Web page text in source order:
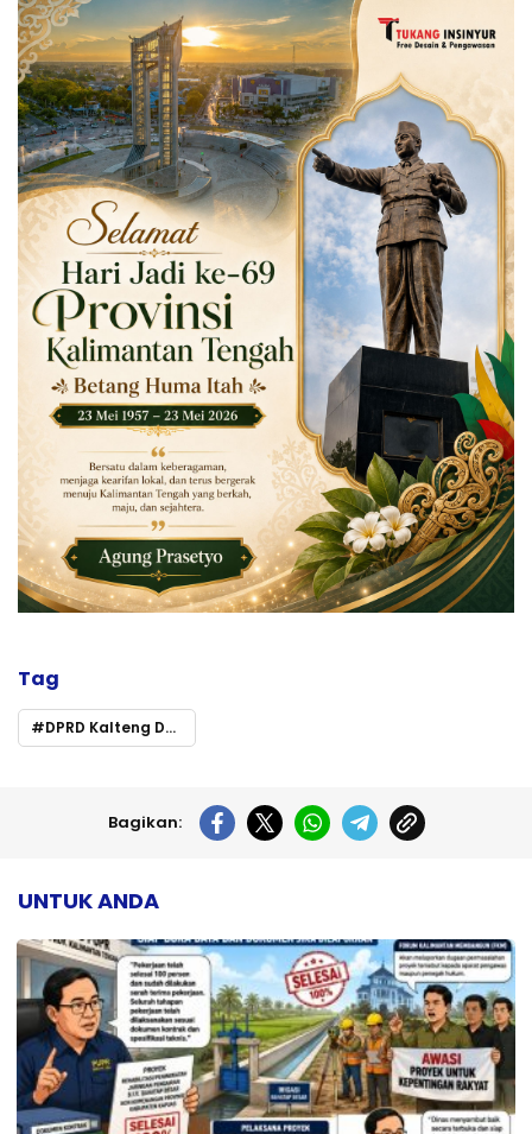
Tag
DPRD Kalteng Dorong Sinergi Pertahankan Opini WTP dan Perkuat Tata Kelola Keuangan
Bagikan:
UNTUK ANDA